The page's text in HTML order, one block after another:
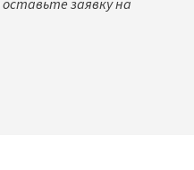
заявку на